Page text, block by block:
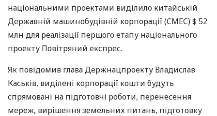
національними проектами виділило китайській
Державній машинобудівній корпорації (CMEC) $ 52
млн для реалізації першого етапу національного
проекту Повітряний експрес.
Як повідомив глава Держнацпроекту Владислав
Каськів, виділені корпорації кошти будуть
спрямовані на підготовчі роботи, перенесення
мереж, вирішення земельних питань, підготовку